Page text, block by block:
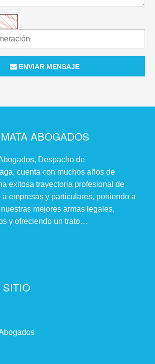
ENVIAR MENSAJE
ABOGADOS
Despacho de
cuenta con muchos años de
exitosa trayectoria profesional de
empresas y particulares, poniendo a
mejores armas legales,
y ofreciendo un trato…
SITIO